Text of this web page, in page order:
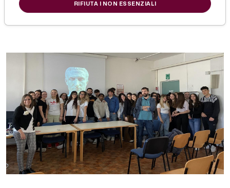
di Redazione Picenotime
RIFIUTA I NON ESSENZIALI